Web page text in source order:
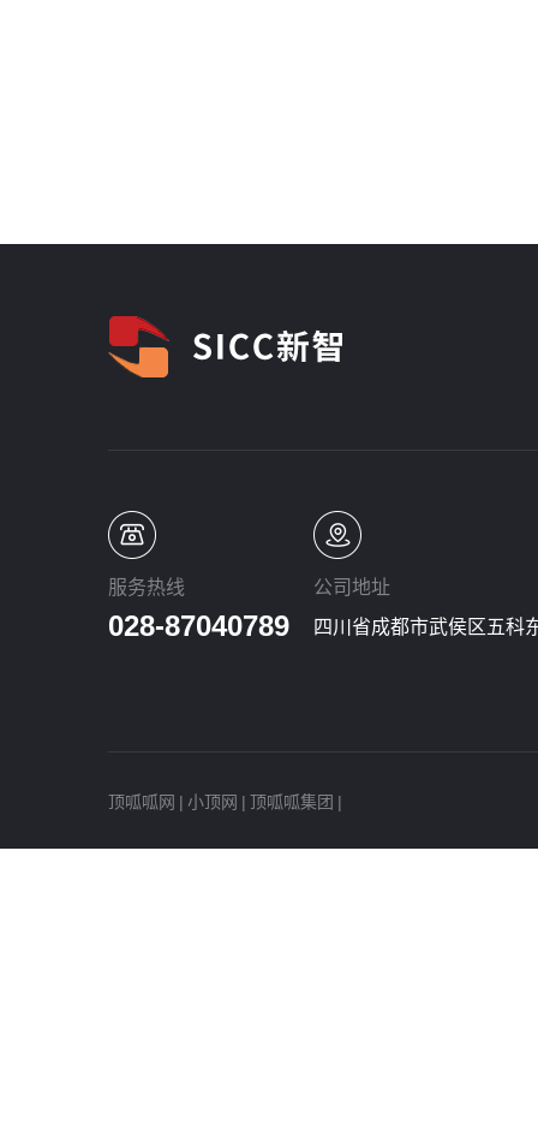
服务热线
028-87040789
公司地址
四川省成都市武侯区五科
顶呱呱网 | 小顶网 | 顶呱呱集团 |